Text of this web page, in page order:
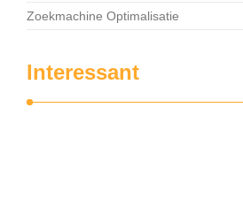
Zoekmachine Optimalisatie
Interessant